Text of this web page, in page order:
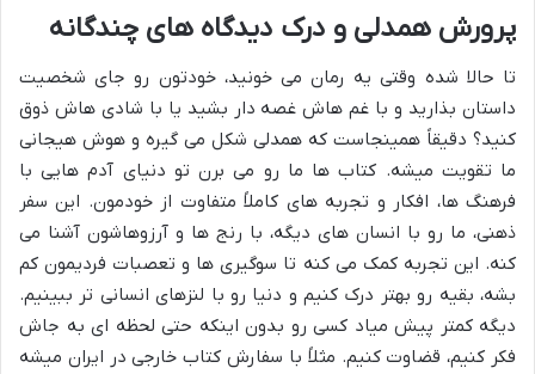
پرورش همدلی و درک دیدگاه های چندگانه
تا حالا شده وقتی یه رمان می خونید، خودتون رو جای شخصیت
داستان بذارید و با غم هاش غصه دار بشید یا با شادی هاش ذوق
کنید؟ دقیقاً همینجاست که همدلی شکل می گیره و هوش هیجانی
ما تقویت میشه. کتاب ها ما رو می برن تو دنیای آدم هایی با
فرهنگ ها، افکار و تجربه های کاملاً متفاوت از خودمون. این سفر
ذهنی، ما رو با انسان های دیگه، با رنج ها و آرزوهاشون آشنا می
کنه. این تجربه کمک می کنه تا سوگیری ها و تعصبات فردیمون کم
بشه، بقیه رو بهتر درک کنیم و دنیا رو با لنزهای انسانی تر ببینیم.
دیگه کمتر پیش میاد کسی رو بدون اینکه حتی لحظه ای به جاش
فکر کنیم، قضاوت کنیم. مثلاً با سفارش کتاب خارجی در ایران میشه